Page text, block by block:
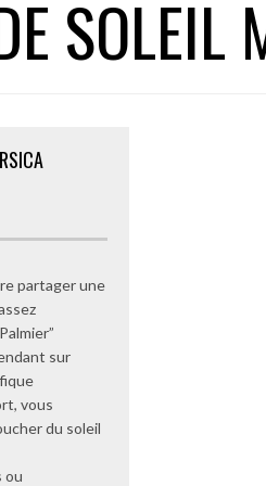
SOLEIL
partager une
sur
vous
du soleil
ou